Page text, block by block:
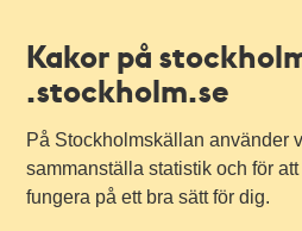
Kakor på
.stockholm.se
På Stockholmskällan använder
sammanställa statistik och för
fungera på ett bra sätt för dig.